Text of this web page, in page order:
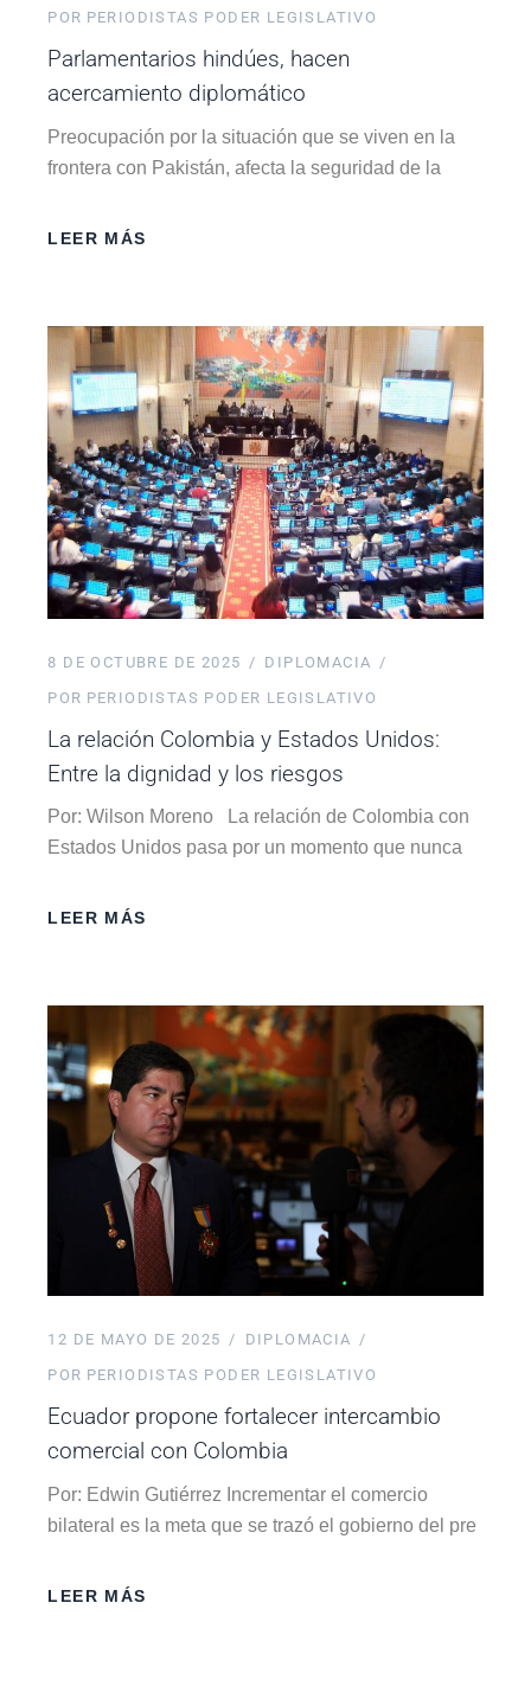
POR PERIODISTAS PODER LEGISLATIVO
Parlamentarios hindúes, hacen
acercamiento diplomático
Preocupación por la situación que se viven en la
frontera con Pakistán, afecta la seguridad de la
LEER MÁS
8 DE OCTUBRE DE 2025
DIPLOMACIA
POR PERIODISTAS PODER LEGISLATIVO
La relación Colombia y Estados Unidos:
Entre la dignidad y los riesgos
Por: Wilson Moreno La relación de Colombia con
Estados Unidos pasa por un momento que nunca
LEER MÁS
12 DE MAYO DE 2025
DIPLOMACIA
POR PERIODISTAS PODER LEGISLATIVO
Ecuador propone fortalecer intercambio
comercial con Colombia
Por: Edwin Gutiérrez Incrementar el comercio
bilateral es la meta que se trazó el gobierno del pre
LEER MÁS